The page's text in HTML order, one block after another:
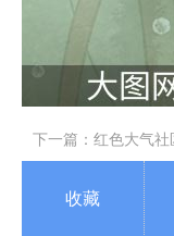
下一篇： 红色大气社
收藏